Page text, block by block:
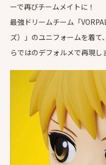
ーで再びチームメイトに！
最強ドリームチーム「
ズ）」のユニフォームを着
らではのデフォルメで再現し